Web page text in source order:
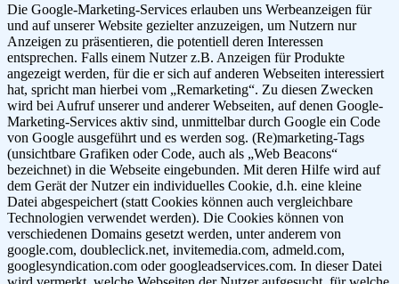
Die Google-Marketing-Services erlauben uns Werbeanzeigen für
und auf unserer Website gezielter anzuzeigen, um Nutzern nur
Anzeigen zu präsentieren, die potentiell deren Interessen
entsprechen. Falls einem Nutzer z.B. Anzeigen für Produkte
angezeigt werden, für die er sich auf anderen Webseiten interessiert
hat, spricht man hierbei vom „Remarketing“. Zu diesen Zwecken
wird bei Aufruf unserer und anderer Webseiten, auf denen Google-
Marketing-Services aktiv sind, unmittelbar durch Google ein Code
von Google ausgeführt und es werden sog. (Re)marketing-Tags
(unsichtbare Grafiken oder Code, auch als „Web Beacons“
bezeichnet) in die Webseite eingebunden. Mit deren Hilfe wird auf
dem Gerät der Nutzer ein individuelles Cookie, d.h. eine kleine
Datei abgespeichert (statt Cookies können auch vergleichbare
Technologien verwendet werden). Die Cookies können von
verschiedenen Domains gesetzt werden, unter anderem von
google.com, doubleclick.net, invitemedia.com, admeld.com,
googlesyndication.com oder googleadservices.com. In dieser Datei